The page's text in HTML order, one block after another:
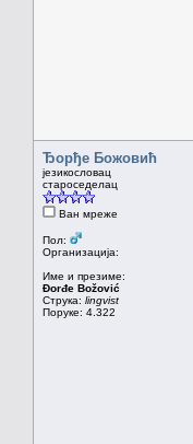
Ђорђе Божовић
језикословац
староседелац
Ван мреже
Пол:
Организација:
Име и презиме:
Đorđe Božović
Струка: lingvist
Поруке: 4.322